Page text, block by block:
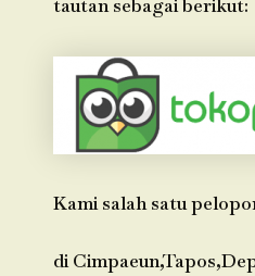
tautan sebagai berikut:
Kami salah satu
di